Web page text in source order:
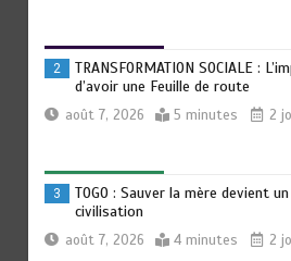
2
TRANSFORMATION SOCIALE :
d’avoir une Feuille de route
août 7, 2026 5 minutes 2
3
TOGO : Sauver la mère devient
civilisation
août 7, 2026 4 minutes 2